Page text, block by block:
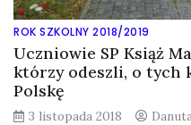
ROK SZKOLNY 2018/2019
Uczniowie SP Książ
którzy odeszli, o tych
Polskę
3 listopada 2018